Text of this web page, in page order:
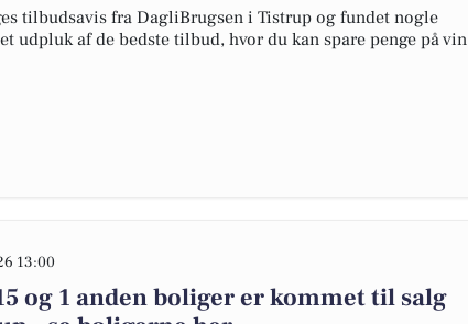
tilbudsavis fra DagliBrugsen i Tistrup og fundet nogle
udpluk af de bedste tilbud, hvor du kan spare penge på vin
13:00
og 1 anden boliger er kommet til salg